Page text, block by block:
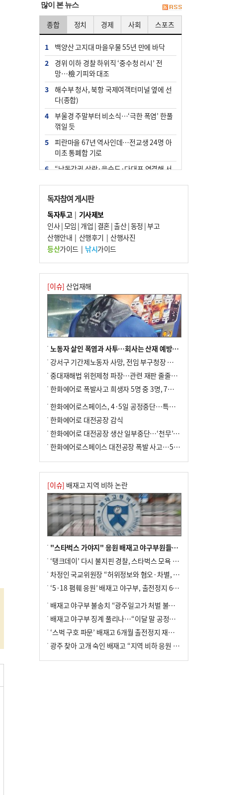
많이 본 뉴스
종합 정치 경제 사회 스포츠
1
백양산 고지대 마을우물 55년 만에 바닥
2
경위 이하 경찰 하위직 ‘중수청 러시’ 전
망…檢 기피와 대조
3
해수부 청사, 북항 국제여객터미널 옆에 선
다(종합)
4
부울경 주말부터 비소식…‘극한 폭염’ 한풀
꺾일 듯
5
피란마을 67년 역사인데…전교생 24명 아
미초 통폐합 기로
6
“낙동강권 삼락·을숙도·다대포 연결해 서
7
오늘의 날씨- 2026년 8월 7일
8
[사설] 해수부 신청사 북항으로 확정, 해양
수도 도약의 전환점
9
외국인 선원 ‘인신매매 경유지’ 된 부산…
우려가 현실로
10 르노 못 타는 부산시장…관용차 규정에 막
힌 지역기업 응원
독자참여 게시판
독자투고| 기사제보
인사|모임 | 개업 | 결혼|출산|동정 |부고
산행안내 | 산행후기 | 산행사진
등산가이드| 낚시가이드
[이슈] 산업재해
노동자 살인 폭염과 사투…회사는 산재 예방·전기료 절감 전력
강서구 기간제노동자 사망, 전임 부구청장 檢 송치
중대재해법 위헌제청 파장…관련 재판 줄줄이 브레이크
한화에어로 폭발사고 희생자 5명 중 3명, 7일 영면
한화에어로스페이스, 4·5일 공정중단…특별 안전점검
한화에어로 대전공장 감식
한화에어로 대전공장 생산 일부중단…‘천무’ 수출 비상
한화에어로스페이스 대전공장 폭발 사고…5명 사망·2명 부상(종합)
[이슈] 배재고 지역 비하 논란
"스타벅스 가야지" 응원 배재고 야구부원들, 학교서 징계 처분
‘탱크데이’ 다시 불지핀 경찰, 스타벅스 모욕 혐의 압수수색
차정인 국교위원장 “허위정보와 혐오·차별, 학교 교실까지 유입"
‘5·18 폄훼 응원’ 배재고 야구부, 출전정지 6개월→1개월 감경
배재고 야구부 불송치 “광주일고가 처벌 불원 의사 표해”
배재고 야구부 징계 풀리나…“이달 말 공정위서 재심의”
‘스벅 구호 파문’ 배재고 6개월 출전정지 재심 신청키로
광주 찾아 고개 숙인 배재고 “지역 비하 응원 잘못”(종합)